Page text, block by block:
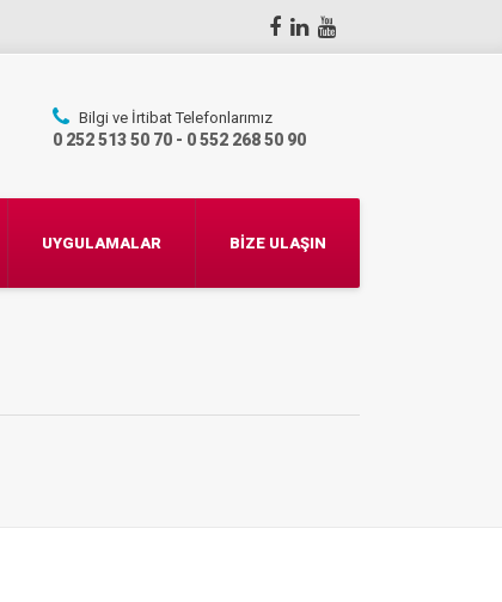
UYGULAMALAR BİZE ULAŞIN
Bilgi ve İrtibat Telefonlarımız
0 252 513 50 70 - 0 552 268 50 90